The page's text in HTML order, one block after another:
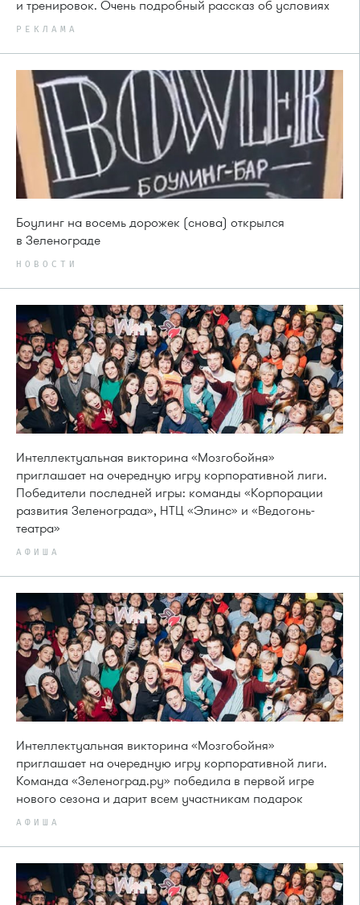
и тренировок. Очень подробный рассказ об условиях
РЕКЛАМА
Боулинг на восемь дорожек (снова) открылся
в Зеленограде
НОВОСТИ
Интеллектуальная викторина «Мозгобойня»
приглашает на очередную игру корпоративной лиги.
Победители последней игры: команды «Корпорации
развития Зеленограда», НТЦ «Элинс» и «Ведогонь-
театра»
АФИША
Интеллектуальная викторина «Мозгобойня»
приглашает на очередную игру корпоративной лиги.
Команда «Зеленоград.ру» победила в первой игре
нового сезона и дарит всем участникам подарок
АФИША